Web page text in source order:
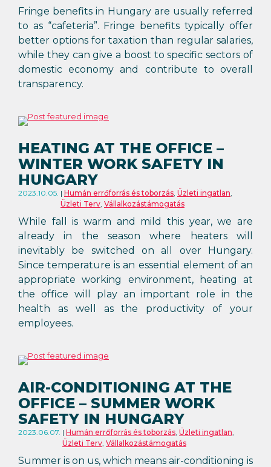
Fringe benefits in Hungary are usually referred
to as “cafeteria”. Fringe benefits typically offer
better options for taxation than regular salaries,
while they can give a boost to specific sectors of
domestic economy and contribute to overall
transparency.
HEATING AT THE OFFICE –
WINTER WORK SAFETY IN
HUNGARY
2023.10.05. Humán errőforrás és toborzás, Üzleti ingatlan,
Üzleti Terv, Vállalkozástámogatás
While fall is warm and mild this year, we are
already in the season where heaters will
inevitably be switched on all over Hungary.
Since temperature is an essential element of an
appropriate working environment, heating at
the office will play an important role in the
health as well as the productivity of your
employees.
AIR-CONDITIONING AT THE
OFFICE – SUMMER WORK
SAFETY IN HUNGARY
2023.06.07. Humán errőforrás és toborzás, Üzleti ingatlan,
Üzleti Terv, Vállalkozástámogatás
Summer is on us, which means air-conditioning is